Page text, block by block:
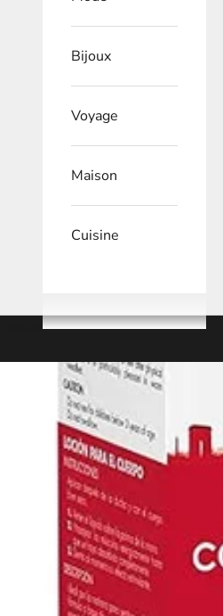
Bijoux
Voyage
Maison
Cuisine